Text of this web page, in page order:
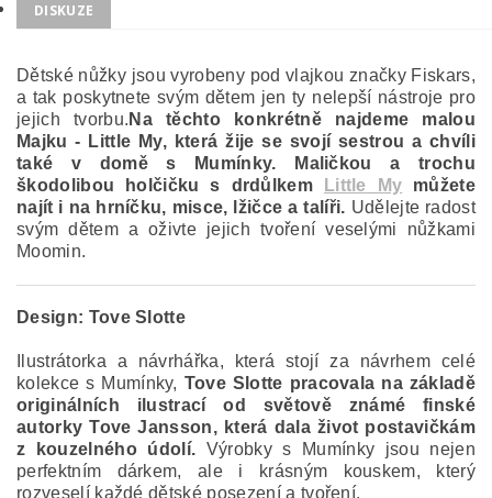
DISKUZE
Dětské nůžky jsou vyrobeny pod vlajkou značky Fiskars,
a tak poskytnete svým dětem jen ty nelepší nástroje pro
jejich tvorbu. Na těchto konkrétně najdeme malou
Majku - Little My, která žije se svojí sestrou a chvíli
také v domě s Mumínky. Maličkou a trochu
škodolibou holčičku s drdůlkem
Little My můžete
najít i na hrníčku, misce, lžičce a talíři. Udělejte radost
svým dětem a oživte jejich tvoření veselými nůžkami
Moomin.
Design: Tove Slotte
Ilustrátorka a návrhářka, která stojí za návrhem celé
kolekce s Mumínky, Tove Slotte pracovala na základě
originálních ilustrací od světově známé finské
autorky Tove Jansson, která dala život postavičkám
z kouzelného údolí. Výrobky s Mumínky jsou nejen
perfektním dárkem, ale i krásným kouskem, který
rozveselí každé dětské posezení a tvoření.